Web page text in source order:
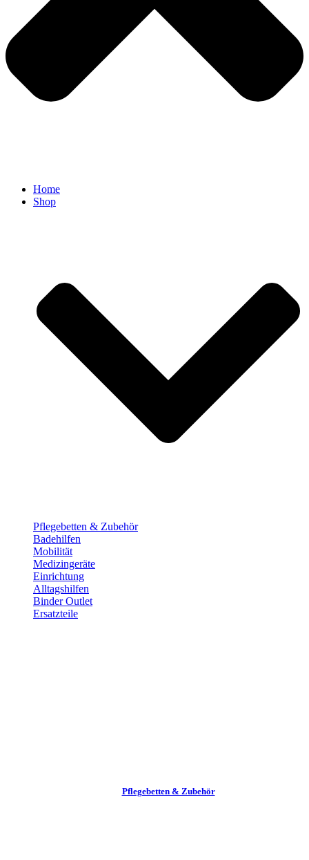
Home
Shop
Pflege­betten & Zubehör
Badehilfen
Mobilität
Medizingeräte
Einrichtung
Alltags­hilfen
Binder Outlet
Ersatzteile
Pflege­betten & Zubehör